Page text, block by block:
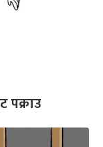
पक्राउ